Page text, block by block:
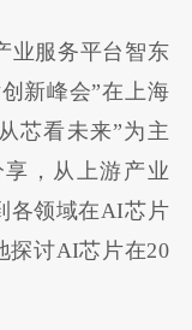
业服务平台智东
新峰会”在上海
芯看未来”为主
，从上游产业
各领域在AI芯片
探讨AI芯片在20